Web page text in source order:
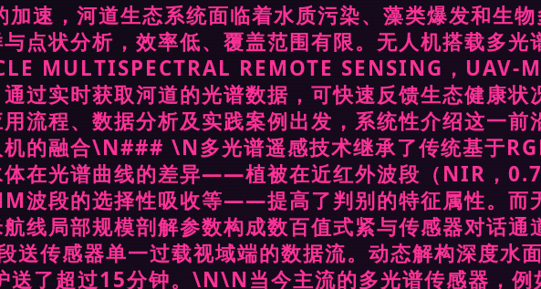
速，河道生态系统面临着水质污染、藻类爆发和生
点状分析，效率低、覆盖范围有限。无人机搭载多光
MULTISPECTRAL REMOTE SENSING，UAV-
过实时获取河道的光谱数据，可快速反馈生态健康状
流程、数据分析及实践案例出发，系统性介绍这一
的融合\N### \N多光谱遥感技术继承了传统基于
体在光谱曲线的差异——植被在近红外波段（NIR，
波段的选择性吸收等——提高了判别的特征属性。而
线局部规模剖解参数构成数百值式紧与传感器对话
送传感器单一过载视域端的数据流。动态解构深度水
送了超过15分钟。\N\N当今主流的多光谱传感器，例